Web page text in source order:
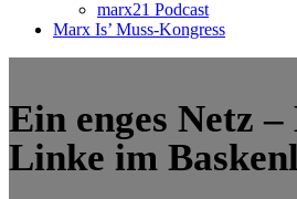
marx21 Podcast
Marx Is’ Muss-Kongress
Ein enges Netz –
Linke im